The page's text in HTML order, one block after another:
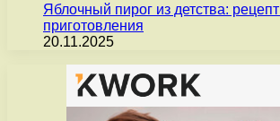
Яблочный пирог из детства:
приготовления
20.11.2025